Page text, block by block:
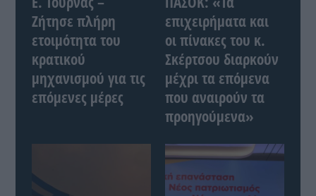
Ζήτησε πλήρη
ετοιμότητα του
κρατικού
μηχανισμού για τις
επόμενες μέρες
επιχειρήματα και
οι πίνακες του κ.
Σκέρτσου διαρκούν
μέχρι τα επόμενα
που αναιρούν τα
προηγούμενα»